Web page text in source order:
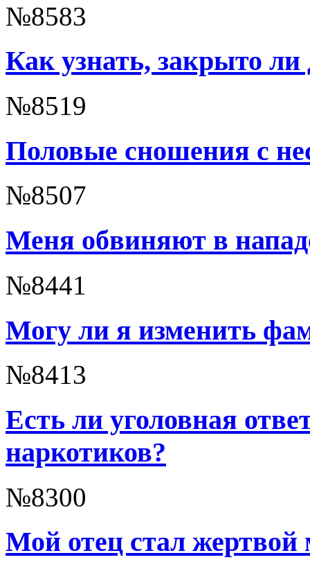
№8583
Как узнать, закрыто
№8519
Половые сношения с
№8507
Меня обвиняют в
№8441
Могу ли я изменить
№8413
Есть ли уголовная
наркотиков?
№8300
Мой отец стал